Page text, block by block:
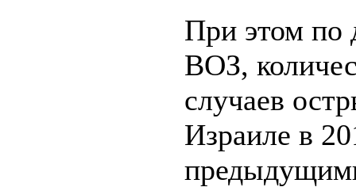
При этом
ВОЗ,
случаев
Израиле в